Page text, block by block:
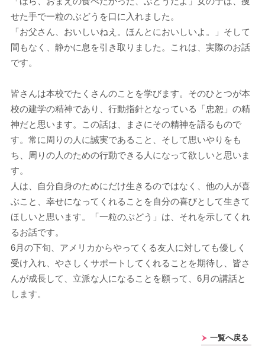
せた手で一粒のぶどうを口に入れました。
「お父さん、おいしいねえ。ほんとにおいしいよ。」そして
間もなく、静かに息を引き取りました。これは、実際のお話
です。
皆さんは本校でたくさんのことを学びます。そのひとつが本
校の建学の精神であり、行動指針となっている「忠恕」の精
神だと思います。この話は、まさにその精神を語るもので
す。常に周りの人に誠実であること、そして思いやりをも
ち、周りの人のための行動できる人になって欲しいと思いま
す。
人は、自分自身のためにだけ生きるのではなく、他の人が喜
ぶこと、幸せになってくれることを自分の喜びとして生きて
ほしいと思います。「一粒のぶどう」は、それを示してくれ
るお話です。
6月の下旬、アメリカからやってくる友人に対しても優しく
受け入れ、やさしくサポートしてくれることを期待し、皆さ
んが成長して、立派な人になることを願って、6月の講話と
します。
一覧へ戻る